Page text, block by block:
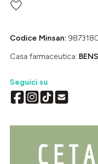
Codice Minsan:
Casa farmaceutica:
Seguici su